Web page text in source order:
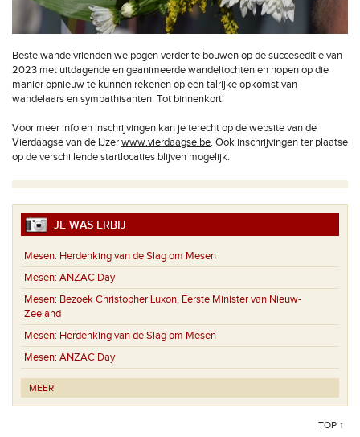
Beste wandelvrienden we pogen verder te bouwen op de succeseditie van
2023 met uitdagende en geanimeerde wandeltochten en hopen op die
manier opnieuw te kunnen rekenen op een talrijke opkomst van
wandelaars en sympathisanten. Tot binnenkort!
Voor meer info en inschrijvingen kan je terecht op de website van de
Vierdaagse van de IJzerwww.vierdaagse.be. Ook inschrijvingen ter plaatse
op de verschillende startlocaties blijven mogelijk.
JE WAS ERBIJ
Mesen: Herdenking van de Slag om Mesen
Mesen: ANZAC Day
Mesen: Bezoek Christopher Luxon, Eerste Minister van Nieuw-
Zeeland
Mesen: Herdenking van de Slag om Mesen
Mesen: ANZAC Day
MEER
TOP ↑